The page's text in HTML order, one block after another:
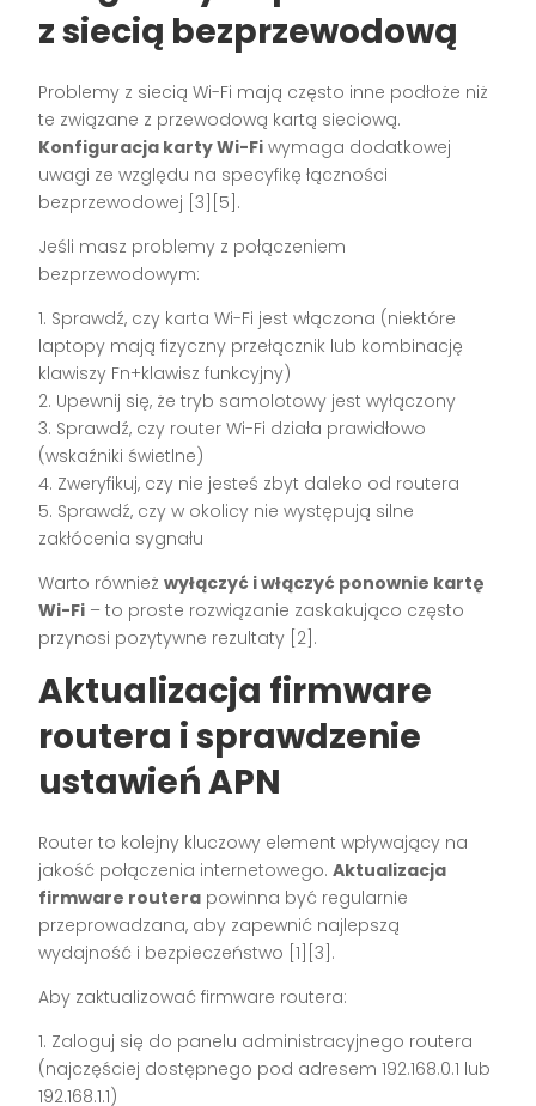
z siecią bezprzewodową
Problemy z siecią Wi-Fi mają często inne podłoże niż
te związane z przewodową kartą sieciową.
Konfiguracja karty Wi-Fi wymaga dodatkowej
uwagi ze względu na specyfikę łączności
bezprzewodowej [3][5].
Jeśli masz problemy z połączeniem
bezprzewodowym:
1. Sprawdź, czy karta Wi-Fi jest włączona (niektóre
laptopy mają fizyczny przełącznik lub kombinację
klawiszy Fn+klawisz funkcyjny)
2. Upewnij się, że tryb samolotowy jest wyłączony
3. Sprawdź, czy router Wi-Fi działa prawidłowo
(wskaźniki świetlne)
4. Zweryfikuj, czy nie jesteś zbyt daleko od routera
5. Sprawdź, czy w okolicy nie występują silne
zakłócenia sygnału
Warto równieżwyłączyć i włączyć ponownie kartę
Wi-Fi – to proste rozwiązanie zaskakująco często
przynosi pozytywne rezultaty [2].
Aktualizacja firmware
routera i sprawdzenie
ustawień APN
Router to kolejny kluczowy element wpływający na
jakość połączenia internetowego.Aktualizacja
firmware routera powinna być regularnie
przeprowadzana, aby zapewnić najlepszą
wydajność i bezpieczeństwo [1][3].
Aby zaktualizować firmware routera:
1. Zaloguj się do panelu administracyjnego routera
(najczęściej dostępnego pod adresem 192.168.0.1 lub
192.168.1.1)